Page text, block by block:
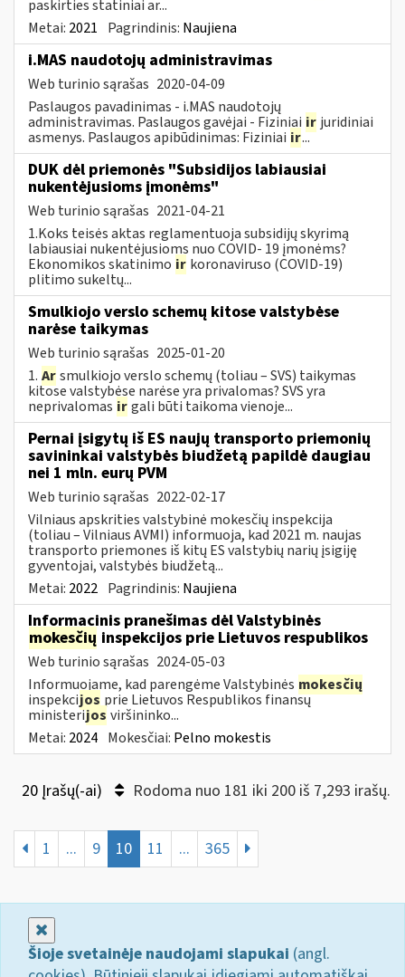
paskirties statiniai ar...
Metai: 2021 Pagrindinis: Naujiena
i.MAS naudotojų administravimas
Web turinio sąrašas 2020-04-09
Paslaugos pavadinimas - i.MAS naudotojų
administravimas. Paslaugos gavėjai - Fiziniai ir juridiniai
asmenys. Paslaugos apibūdinimas: Fiziniai ir...
DUK dėl priemonės "Subsidijos labiausiai
nukentėjusioms įmonėms"
Web turinio sąrašas 2021-04-21
1.Koks teisės aktas reglamentuoja subsidijų skyrimą
labiausiai nukentėjusioms nuo COVID- 19 įmonėms?
Ekonomikos skatinimo ir koronaviruso (COVID-19)
plitimo sukeltų...
Smulkiojo verslo schemų kitose valstybėse
narėse taikymas
Web turinio sąrašas 2025-01-20
1. Arsmulkiojo verslo schemų (toliau – SVS) taikymas
kitose valstybėse narėse yra privalomas? SVS yra
neprivalomas irgali būti taikoma vienoje...
Pernai įsigytų iš ES naujų transporto priemonių
savininkai valstybės biudžetą papildė daugiau
nei 1 mln. eurų PVM
Web turinio sąrašas 2022-02-17
Vilniaus apskrities valstybinė mokesčių inspekcija
(toliau – Vilniaus AVMI) informuoja, kad 2021 m. naujas
transporto priemones iš kitų ES valstybių narių įsigiję
gyventojai, valstybės biudžetą...
Metai: 2022 Pagrindinis: Naujiena
Informacinis pranešimas dėl Valstybinės
mokesčių inspekcijos prie Lietuvos respublikos
Web turinio sąrašas 2024-05-03
Informuojame, kad parengėme Valstybinės mokesčių
inspekcijos prie Lietuvos Respublikos finansų
ministerijos viršininko...
Metai: 2024 Mokesčiai: Pelno mokestis
20 Įrašų(-ai) Rodoma nuo 181 iki 200 iš 7,293 irašų.
1 ... 9 10 11 ... 365
Šioje svetainėje naudojami slapukai (angl.